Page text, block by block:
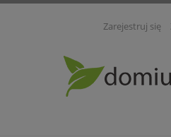
Zarejestruj się